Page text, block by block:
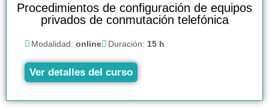
Procedimientos de configuración de equipos
privados de conmutación telefónica
Modalidad: online Duración: 15 h
Ver detalles del curso